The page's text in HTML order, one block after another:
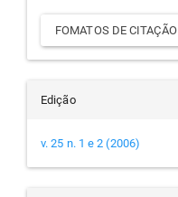
FOMATOS DE CITAÇÃO
Edição
v. 25 n. 1 e 2 (2006)